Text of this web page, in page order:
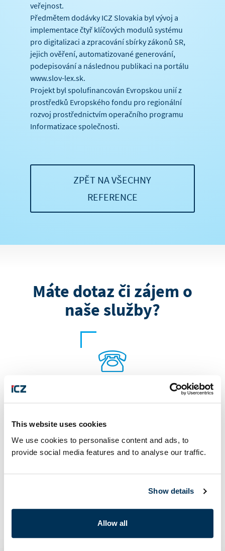
This website uses cookies
We use cookies to personalise content and ads, to
provide social media features and to analyse our traffic.
Show details
Allow all
veřejnost.
Předmětem dodávky ICZ Slovakia byl vývoj a
implementace čtyř klíčových modulů systému
pro digitalizaci a zpracování sbírky zákonů SR,
jejich ověření, automatizované generování,
podepisování a následnou publikaci na portálu
www.slov-lex.sk.
Projekt byl spolufinancován Evropskou unií z
prostředků Evropského fondu pro regionální
rozvoj prostřednictvím operačního programu
Informatizace společnosti.
ZPĚT NA VŠECHNY
REFERENCE
Máte dotaz či zájem o
naše služby?